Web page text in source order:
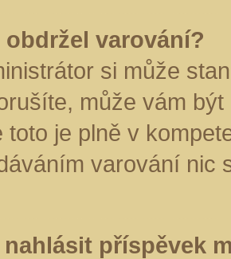
obdržel varování?
si může
může vám
toto je plně v
varování nic
příspěvek